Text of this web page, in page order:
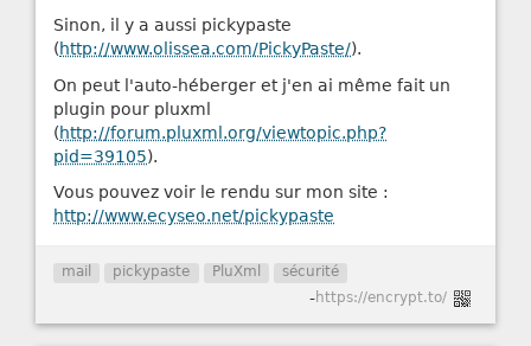
Sinon, il y a aussi pickypaste
(http://www.olissea.com/PickyPaste/).
On peut l'auto-héberger et j'en ai même fait un
plugin pour pluxml
(http://forum.pluxml.org/viewtopic.php?
pid=39105).
Vous pouvez voir le rendu sur mon site :
http://www.ecyseo.net/pickypaste
mail pickypaste PluXml sécurité
-https://encrypt.to/